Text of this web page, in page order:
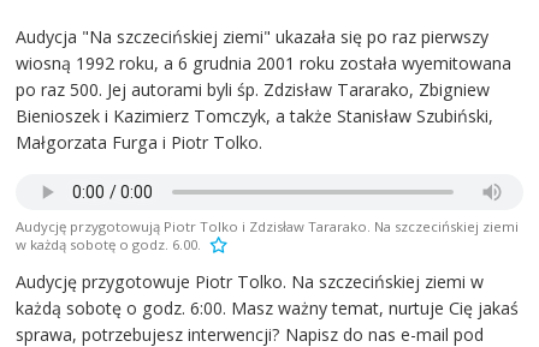
Audycja "Na szczecińskiej ziemi" ukazała się po raz pierwszy
wiosną 1992 roku, a 6 grudnia 2001 roku została wyemitowana
po raz 500. Jej autorami byli śp. Zdzisław Tararako, Zbigniew
Bienioszek i Kazimierz Tomczyk, a także Stanisław Szubiński,
Małgorzata Furga i Piotr Tolko.
Audycję przygotowują Piotr Tolko i Zdzisław Tararako. Na szczecińskiej ziemi
w każdą sobotę o godz. 6.00.
Audycję przygotowuje Piotr Tolko. Na szczecińskiej ziemi w
każdą sobotę o godz. 6:00. Masz ważny temat, nurtuje Cię jakaś
sprawa, potrzebujesz interwencji? Napisz do nas e-mail pod